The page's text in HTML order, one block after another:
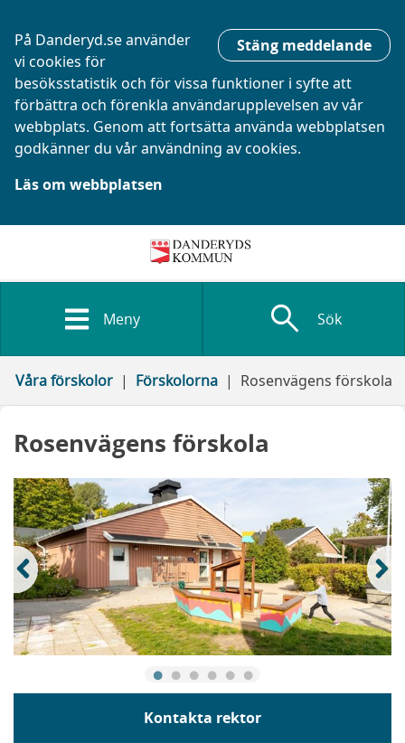
Stäng meddelande
På Danderyd.se använder
vi cookies för
besöksstatistik och för vissa funktioner i syfte att
förbättra och förenkla användarupplevelsen av vår
webbplats. Genom att fortsätta använda webbplatsen
godkänner du vår användning av cookies.
Läs om webbplatsen
Meny search Sök
Våra förskolor Förskolorna Rosenvägens förskola
Rosenvägens förskola
Kontakta rektor